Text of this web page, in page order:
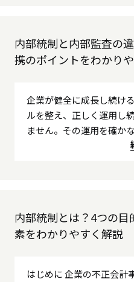
内部統制と内部監査の
携のポイントをわかり
企業が健全に成長し続け
ルを整え、正しく運用し
ません。その運用を確か
内部統制とは？4つの
素をわかりやすく解説
はじめに 企業の不正会計